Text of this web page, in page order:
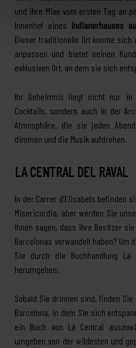
und ihre Mixe vom ersten Tag an
Innenhof eines Indianerhauses
Dieser traditionelle Ort konnte sich
anpassen und bietet seinen
exklusiven Ort, an dem sie sich
Ihr Geheimnis liegt nicht nur in
Cocktails, sondern auch in der
Atmosphäre, die sie jeden
dimmen und die Musik aufdrehen.
LA CENTRAL DEL RAVAL
In der Carrer d’Elisabets befinden
Misericordia, aber werden Sie
Ihnen sagen, dass ihre Besitzer
Barcelonas verwandelt haben? Um
Sie durch die Buchhandlung
herumgehen.
Sobald Sie drinnen sind, finden
Barcelona, ​​​​in dem Sie sich
ein Buch von La Central
umgeben von der wildesten und